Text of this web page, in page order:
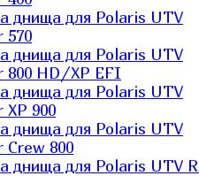
днища для Polaris UTV
570
днища для Polaris UTV
800 HD/XP EFI
днища для Polaris UTV
XP 900
днища для Polaris UTV
Сrew 800
днища для Polaris UTV